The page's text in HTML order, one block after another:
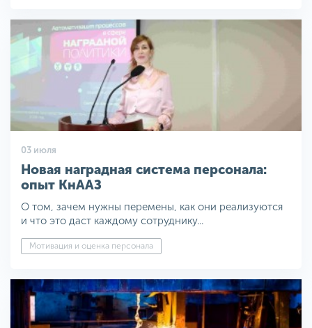
03 июля
Новая наградная система персонала:
опыт КнААЗ
О том, зачем нужны перемены, как они реализуются
и что это даст каждому сотруднику...
Мотивация и оценка персонала